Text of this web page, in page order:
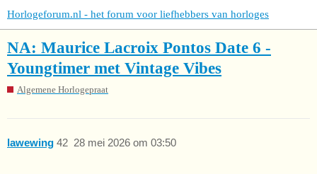
Horlogeforum.nl - het forum voor liefhebbers van horloges
NA: Maurice Lacroix Pontos Date 6 -
Youngtimer met Vintage Vibes
Algemene Horlogepraat
lawewing 28 mei 2026 om 03:50
42